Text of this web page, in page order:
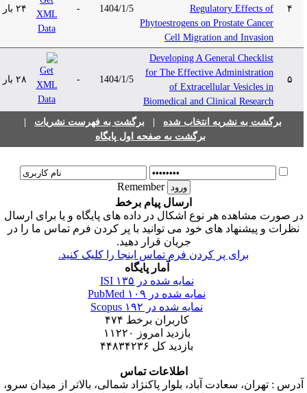
Regulatory Effects of
Phytoestrogens on Prostate Cancer
Cell Migration and Invasion
1404/1/5 ۲۴ بار
Developing A General Checklist
for The Effective Administration
of Extracellular Vesicles in
Biomedical and Clinical Research
1404/1/5 ۲۸ بار
برگشت به نشریه انتخاب شده| برگشت به فهرست نشریات|
برگشت به صفحه اول پایگاه
Remember
ارسال پیام برخط
صورت مشاهده هر نوع اشکال در داده های پایگاه و یا برای ارسال
نظرات و پیشنهاد های خود می توانید با پر کردن فرم تماس ما را در
جریان قرار دهید.
برای پر کردن فرم تماس اینجا را کلیک کنید.
آمار پایگاه
نمایه شده در ISI۱۳۵
نمایه شده در PubMed۱۰۹
نمایه شده در Scopus۱۹۲
کاربران برخط۴۷۴
بازدید امروز۱۱۲۲۰
بازدید کل ۴۴۸۳۴۲۳۶
اطلاعات تماس
: تهران، سعادت آباد، بلوار پاکنژاد شمالی، بالاتر از میدان سرو،